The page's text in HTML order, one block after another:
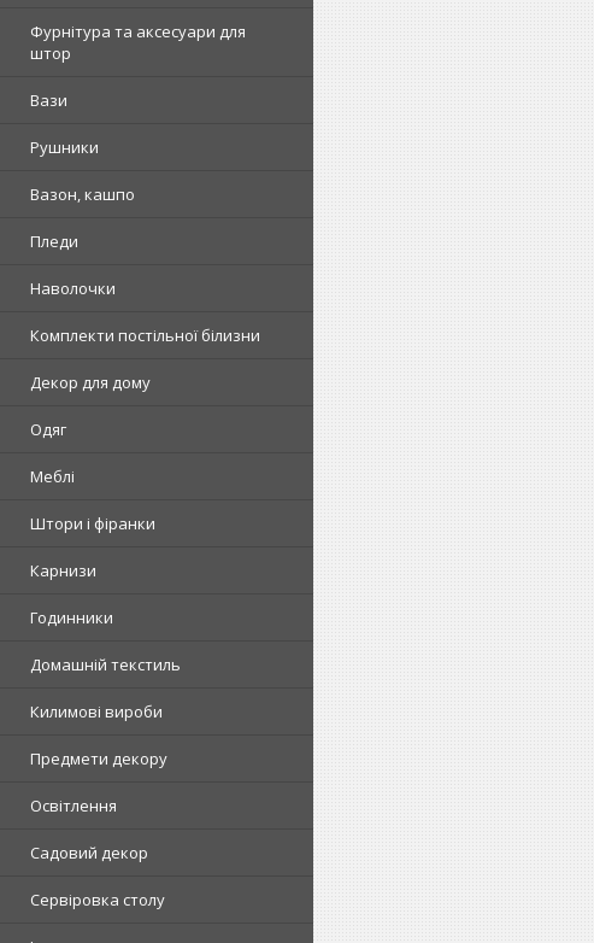
Фурнітура та аксесуари для
штор
Вази
Рушники
Вазон, кашпо
Пледи
Наволочки
Комплекти постільної білизни
Декор для дому
Одяг
Меблі
Штори і фіранки
Карнизи
Годинники
Домашній текстиль
Килимові вироби
Предмети декору
Освітлення
Садовий декор
Сервіровка столу